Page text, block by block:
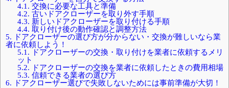
4.1. 交換に必要な工具と準備
4.2. 古いドアクローザーを取り外す手順
4.3. 新しいドアクローザーを取り付ける手順
4.4. 取り付け後の動作確認と調整方法
5. ドアクローザーの選び方が分からない・交換が難しいなら業
者に依頼しよう！
5.1. ドアクローザーの交換・取り付けを業者に依頼するメリ
ット
5.2. ドアクローザーの交換を業者に依頼したときの費用相場
5.3. 信頼できる業者の選び方
6. ドアクローザー選びで失敗しないためには事前準備が大切！